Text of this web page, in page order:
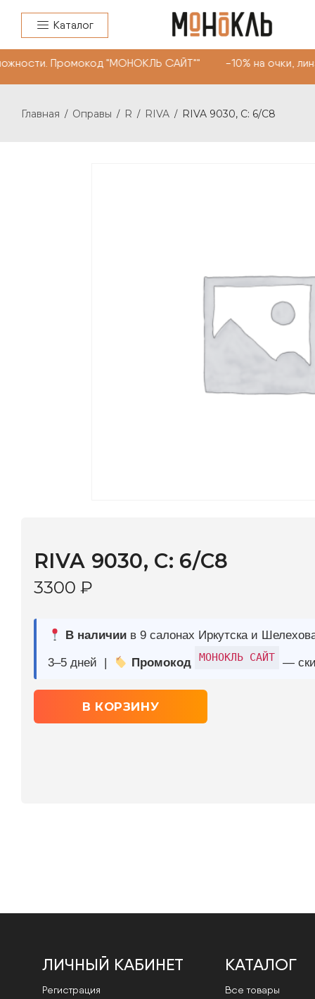
Каталог
Промокод "МОНОКЛЬ САЙТ"" -10% на
Главная / Оправы / R / RIVA / RIVA 9030, С: 6/C8
3–5 дней | Промокод
В КОРЗИНУ
ЛИЧНЫЙ КАБИНЕТ
Регистрация
КАТАЛОГ
Все товары